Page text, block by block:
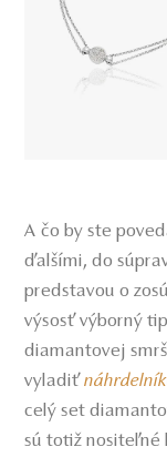
A čo by ste
ďalšími, do
predstavou o
výsosť výborný
diamantovej
vyladiť
celý set
sú totiž nositeľné